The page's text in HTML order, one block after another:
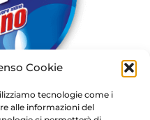
Cookie
tecnologie come i
alle informazioni del